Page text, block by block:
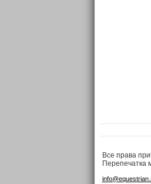
Все права
Перепечатка